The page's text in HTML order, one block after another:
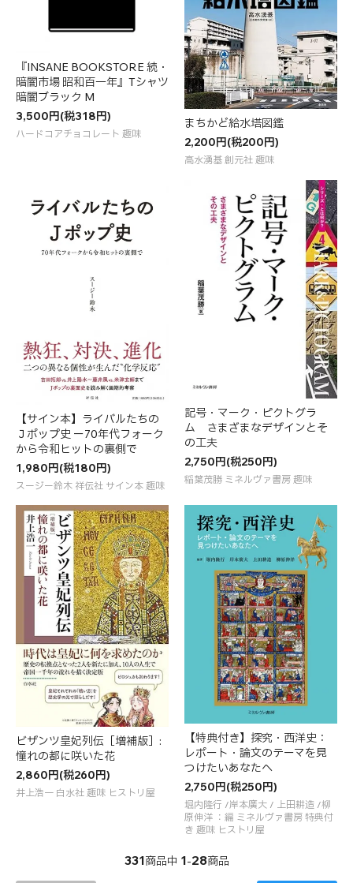
『INSANE BOOKSTORE 続・
暗闇市場 昭和百一年』Tシャツ
暗闇ブラック M
3,500円(税318円)
ハードコアチョコレート 趣味
まちかど給水塔図鑑
2,200円(税200円)
高水湧基 創元社 趣味
【サイン本】ライバルたちの
Ｊポップ史 ー70年代フォーク
から令和ヒットの裏側で
1,980円(税180円)
スージー鈴木 祥伝社 サイン本 趣味
記号・マーク・ピクトグラ
ム さまざまなデザインとそ
の工夫
2,750円(税250円)
稲葉茂勝 ミネルヴァ書房 趣味
ビザンツ皇妃列伝［増補版］:
憧れの都に咲いた花
2,860円(税260円)
井上浩一 白水社 趣味 ヒストリ屋
【特典付き】探究・西洋史：
レポート・論文のテーマを見
つけたいあなたへ
2,750円(税250円)
堀内隆行 /岸本廣大 / 上田耕造 /柳
原伸洋 ：編 ミネルヴァ書房 特典付
き 趣味 ヒストリ屋
331商品中 1-28商品